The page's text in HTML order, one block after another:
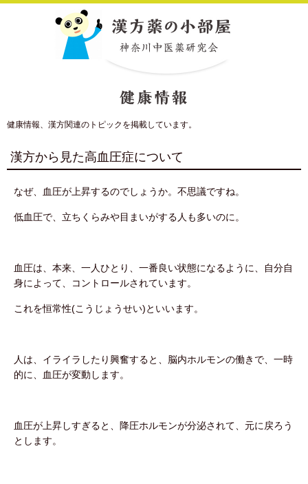
健康情報、漢方関連のトピックを掲載しています。
漢方から見た高血圧症について
なぜ、血圧が上昇するのでしょうか。不思議ですね。
低血圧で、立ちくらみや目まいがする人も多いのに。
血圧は、本来、一人ひとり、一番良い状態になるように、自分自
身によって、コントロールされています。
これを恒常性(こうじょうせい)といいます。
人は、イライラしたり興奮すると、脳内ホルモンの働きで、一時
的に、血圧が変動します。
血圧が上昇しすぎると、降圧ホルモンが分泌されて、元に戻ろう
とします。